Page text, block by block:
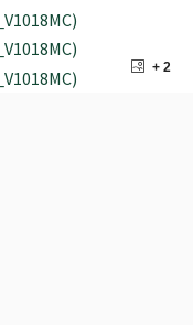
+ 2